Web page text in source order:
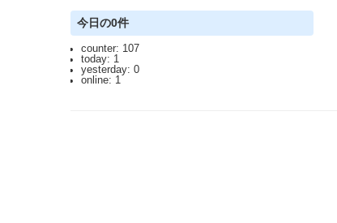
今日の0件
counter: 107
today: 1
yesterday: 0
online: 1